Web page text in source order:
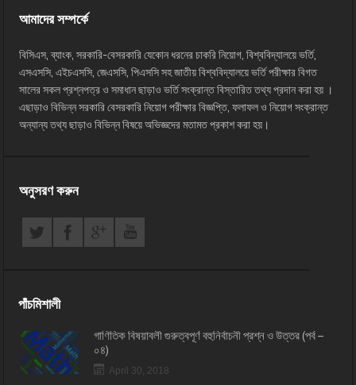
আমাদের সম্পর্কে
বিসিএস, ব্যাংক, সরকারি-বেসরকারি যেকোন ধরনের চাকরি নিয়োগ, বিশ্ববিদ্যালয়ে ভর্তি,
এসএসসি, এইচএসসি, জেএসসি, পিএসসি সহ জাতীয় বিশ্ববিদ্যালয়ে ভর্তি পরীক্ষার বিগত
সালের সকল প্রশ্নপত্র ও সমাধান ছাড়াও ভর্তি সংক্রান্ত বিস্তারিত তথ্য প্রদান করা হয় ।
এছাড়াও বিভিন্ন সরকারি বেসরকারি নিয়োগ পরীক্ষার বিজ্ঞপ্তি, ফলাফল ও নিয়োগ সংক্রান্ত
অন্যান্য তথ্য ছাড়াও বিভিন্ন বিষয়ে অভিজ্ঞদের মতামত প্রকাশ করা হয়।
অনুসরণ করুন
পাঁচমিশালী
গাণিতিক বিষয়াবলী গুরুত্বপূর্ণ বহুনির্বাচনী প্রশ্ন ও উত্তর (পর্ব –
০৪)
April 30, 2018